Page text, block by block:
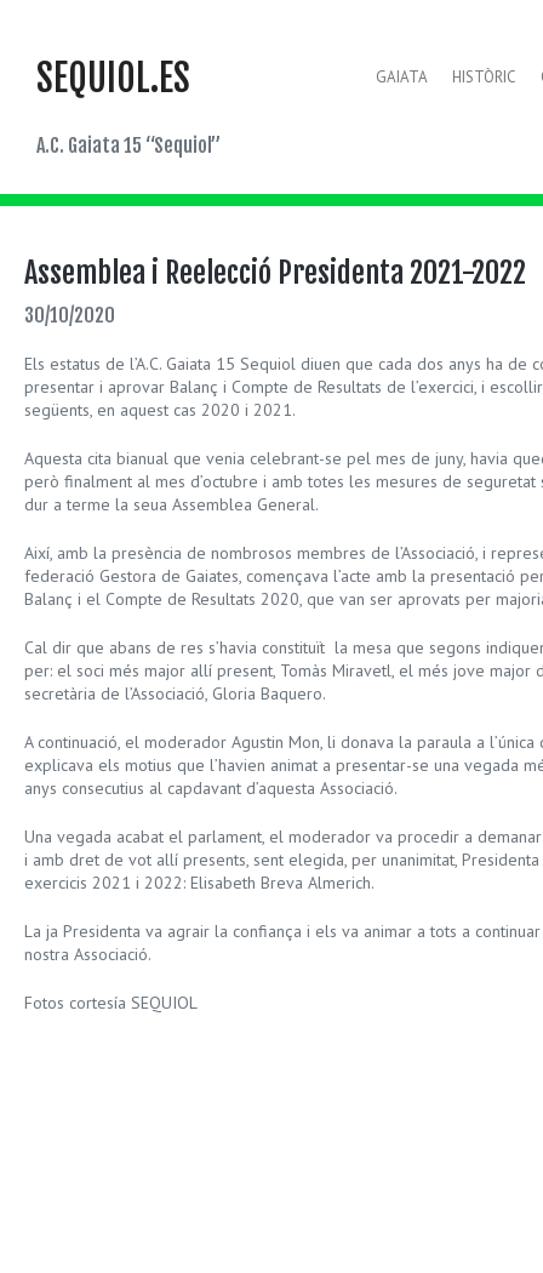
SEQUIOL.ES
A.C. Gaiata 15 “Sequiol”
GAIATA HISTÒRIC
Assemblea i Reelecció Presidenta 2021-2022
30/10/2020
Els estatus de l’A.C. Gaiata 15 Sequiol diuen que cada dos anys ha
presentar i aprovar Balanç i Compte de Resultats de l’exercici, i
següents, en aquest cas 2020 i 2021.
Aquesta cita bianual que venia celebrant-se pel mes de juny, havia
però finalment al mes d’octubre i amb totes les mesures de
dur a terme la seua Assemblea General.
Així, amb la presència de nombrosos membres de l’Associació, i
federació Gestora de Gaiates, començava l’acte amb la presentació
Balanç i el Compte de Resultats 2020, que van ser aprovats per
Cal dir que abans de res s’havia constituït la mesa que segons
per: el soci més major allí present, Tomàs Miravetl, el més jove major
secretària de l’Associació, Gloria Baquero.
A continuació, el moderador Agustin Mon, li donava la paraula a
explicava els motius que l’havien animat a presentar-se una vegada
anys consecutius al capdavant d’aquesta Associació.
Una vegada acabat el parlament, el moderador va procedir a
i amb dret de vot allí presents, sent elegida, per unanimitat, Presidenta
exercicis 2021 i 2022: Elisabeth Breva Almerich.
La ja Presidenta va agrair la confiança i els va animar a tots a
nostra Associació.
Fotos cortesía SEQUIOL